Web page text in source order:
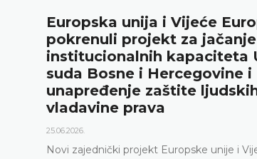
Europska unija i Vijeće
pokrenuli projekt za jačanje
institucionalnih kapaciteta
suda Bosne i Hercegovine i
unapređenje zaštite
vladavine prava
25.06.2026.
Novi zajednički projekt Europske unije i